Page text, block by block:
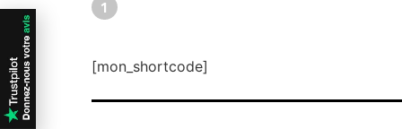
1
[mon_shortcode]